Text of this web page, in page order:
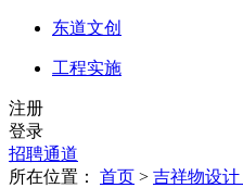
东道文创
工程实施
注册
登录
招聘通道
所在位置： 首页 > 吉祥物设计